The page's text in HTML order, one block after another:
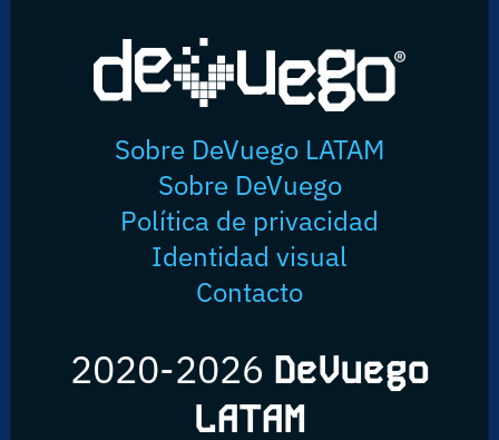
Sobre DeVuego LATAM
Sobre DeVuego
Política de privacidad
Identidad visual
Contacto
2020-2026 DeVuego
LATAM